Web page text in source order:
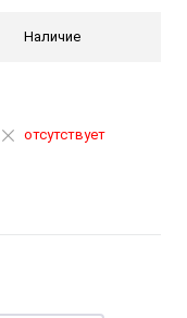
Наличие
отсутствует